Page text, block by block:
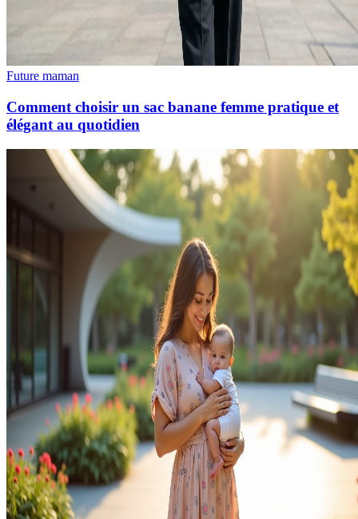
Future maman
Comment choisir un sac banane femme pratique et
élégant au quotidien